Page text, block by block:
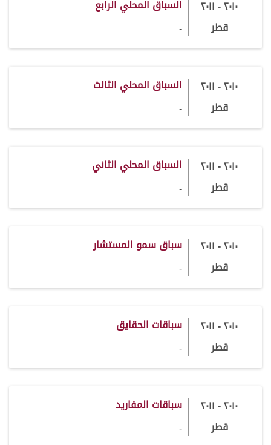
٢٠١٠ - ٢٠١١
قطر
السباق المحلي الرابع
-
٢٠١٠ - ٢٠١١
قطر
السباق المحلي الثالث
-
٢٠١٠ - ٢٠١١
قطر
السباق المحلي الثاني
-
٢٠١٠ - ٢٠١١
قطر
سباق سمو المستشار
-
٢٠١٠ - ٢٠١١
قطر
سباقات الحقايق
-
٢٠١٠ - ٢٠١١
قطر
سباقات المفاريد
-